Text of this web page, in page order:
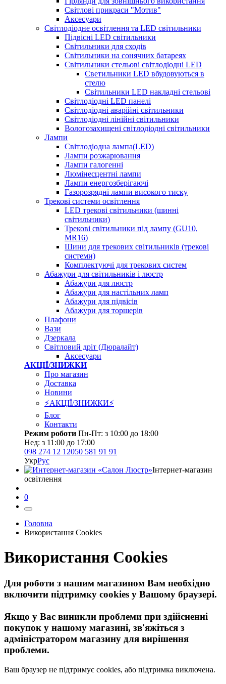
Світлові прикраси "Мотив"
Аксесуари
Світлодіодне освітлення та LED світильники
Підвісні LED світильники
Світильники для сходів
Світильники на сонячних батареях
Світильники стельові світлодіодні LED
Cветильники LED вбудовуються в
стелю
Світильники LED накладні стельові
Світлодіодні LED панелі
Світлодіодні аварійні світильники
Світлодіодні лінійні світильники
Вологозахищені світлодіодні світильники
Лампи
Світлодіодна лампа(LED)
Лампи розжарювання
Лампи галогенні
Люмінесцентні лампи
Лампи енергозберігаючі
Газорозрядні лампи високого тиску
Трекові системи освітлення
LED трекові світильники (шинні
світильники)
Трекові світильники під лампу (GU10,
MR16)
Шини для трекових світильників (трекові
системи)
Комплектуючі для трекових систем
Абажури для світильників і люстр
Абажури для люстр
Абажури для настільних ламп
Абажури для підвісів
Абажури для торшерів
Плафони
Вази
Дзеркала
Світловий дріт (Дюралайт)
Аксесуари
АКЦІЇ/ЗНИЖКИ
Про магазин
Доставка
Новини
⚡АКЦІЇ/ЗНИЖКИ⚡
Блог
Контакти
Режим роботи Пн-Пт: з 10:00 до 18:00
Нед: з 11:00 до 17:00
098 274 12 12050 581 91 91
УкрРус
Інтернет-магазин
освітлення
0
Головна
Використання Cookies
Використання Cookies
Для роботи з нашим магазином Вам необхідно
включити підтримку cookies у Вашому браузері.
Якщо у Вас виникли проблеми при здійсненні
покупок у нашому магазині, зв'яжіться з
адміністратором магазину для вирішення
проблеми.
Ваш браузер не підтримує cookies, або підтримка виключена.